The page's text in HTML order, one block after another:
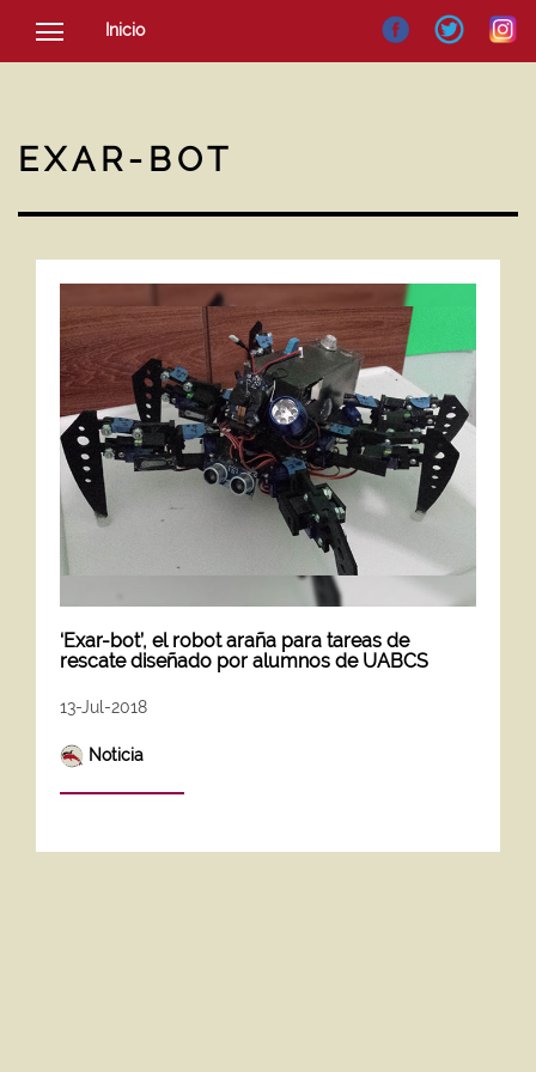
Inicio
SOCIEDAD
NOTICIAS
EXAR-BOT
‘Exar-bot’, el robot araña para tareas de
rescate diseñado por alumnos de UABCS
13-Jul-2018
Noticia